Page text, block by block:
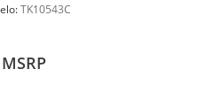
TK10543C
MSRP